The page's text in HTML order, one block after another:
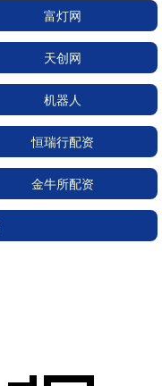
富灯网
天创网
机器人
恒瑞行配资
金牛所配资